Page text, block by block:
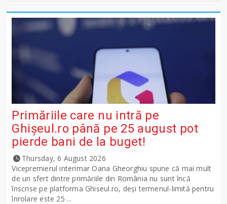
Primăriile care nu intră pe
Ghişeul.ro până pe 25 august pot
pierde bani de la buget!
Thursday, 6 August 2026
Vicepremierul interimar Oana Gheorghiu spune că mai mult
de un sfert dintre primăriile din România nu sunt încă
înscrise pe platforma Ghiseul.ro, deși termenul-limită pentru
înrolare este 25 ...